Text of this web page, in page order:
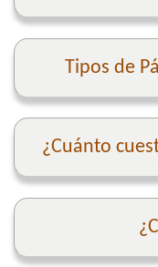
Tipos de
¿Cuánto